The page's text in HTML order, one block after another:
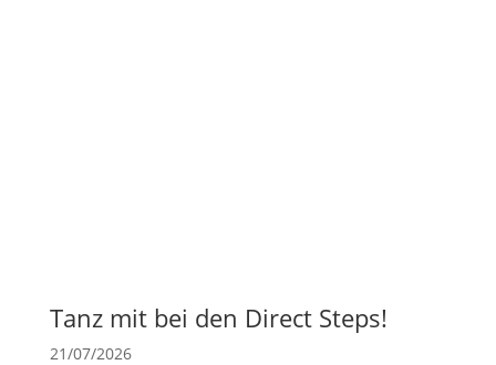
Tanz mit bei den Direct Steps!
21/07/2026